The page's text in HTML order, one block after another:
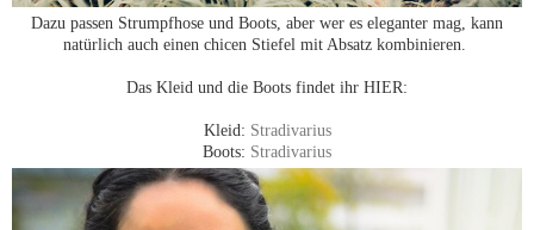
Dazu passen Strumpfhose und Boots, aber wer es eleganter mag, kann
natürlich auch einen chicen Stiefel mit Absatz kombinieren.
Das Kleid und die Boots findet ihr HIER:
Kleid: Stradivarius
Boots: Stradivarius